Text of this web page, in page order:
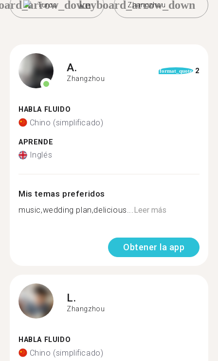
Turco Zhangzhou
keyboard_arrow_down
A.
Zhangzhou
format_quote 2
HABLA FLUIDO
Chino (simplificado)
APRENDE
Inglés
Mis temas preferidos
music,wedding plan,delicious...Leer más
Obtener la app
L.
Zhangzhou
HABLA FLUIDO
Chino (simplificado)